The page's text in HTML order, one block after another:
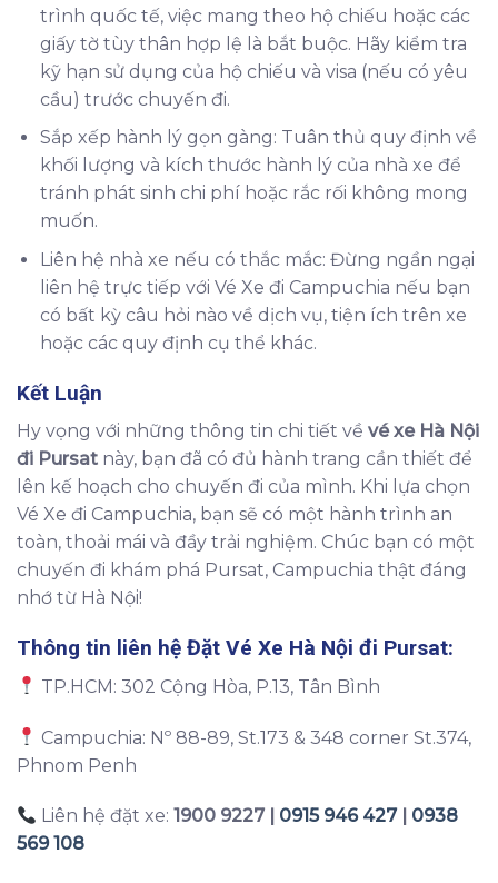
trình quốc tế, việc mang theo hộ chiếu hoặc các
giấy tờ tùy thân hợp lệ là bắt buộc. Hãy kiểm tra
kỹ hạn sử dụng của hộ chiếu và visa (nếu có yêu
cầu) trước chuyến đi.
Sắp xếp hành lý gọn gàng: Tuân thủ quy định về
khối lượng và kích thước hành lý của nhà xe để
tránh phát sinh chi phí hoặc rắc rối không mong
muốn.
Liên hệ nhà xe nếu có thắc mắc: Đừng ngần ngại
liên hệ trực tiếp với Vé Xe đi Campuchia nếu bạn
có bất kỳ câu hỏi nào về dịch vụ, tiện ích trên xe
hoặc các quy định cụ thể khác.
Kết Luận
Hy vọng với những thông tin chi tiết về vé xe Hà Nội
đi Pursat này, bạn đã có đủ hành trang cần thiết để
lên kế hoạch cho chuyến đi của mình. Khi lựa chọn
Vé Xe đi Campuchia, bạn sẽ có một hành trình an
toàn, thoải mái và đầy trải nghiệm. Chúc bạn có một
chuyến đi khám phá Pursat, Campuchia thật đáng
nhớ từ Hà Nội!
Thông tin liên hệ Đặt Vé Xe Hà Nội đi Pursat:
TP.HCM: 302 Cộng Hòa, P.13, Tân Bình
Campuchia: Nº 88-89, St.173 & 348 corner St.374,
Phnom Penh
Liên hệ đặt xe:1900 9227 | 0915 946 427| 0938
569 108